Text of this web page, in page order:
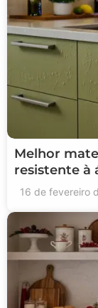
Melhor
resistente à
16 de fevereiro